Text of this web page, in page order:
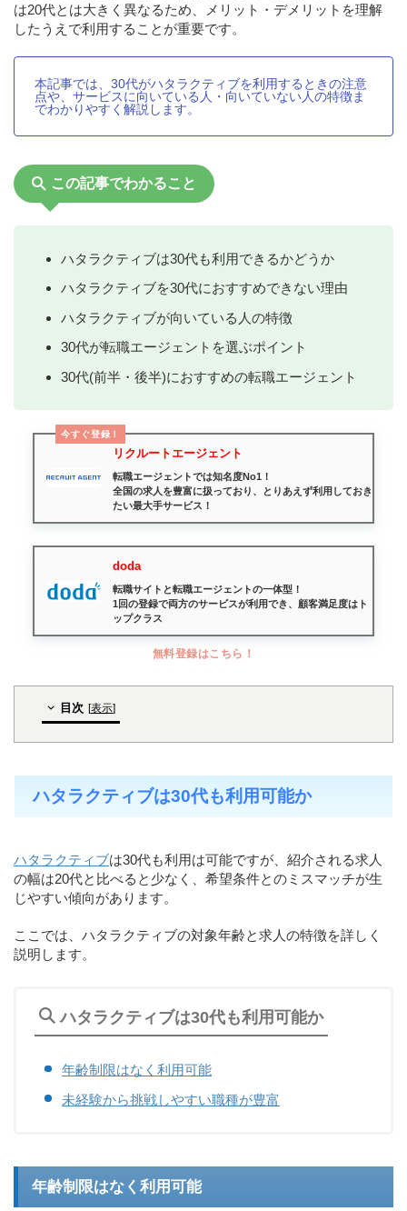
は20代とは大きく異なるため、メリット・デメリットを理解
したうえで利用することが重要です。
本記事では、30代がハタラクティブを利用するときの注意
点や、サービスに向いている人・向いていない人の特徴ま
でわかりやすく解説します。
この記事でわかること
ハタラクティブは30代も利用できるかどうか
ハタラクティブを30代におすすめできない理由
ハタラクティブが向いている人の特徴
30代が転職エージェントを選ぶポイント
30代(前半・後半)におすすめの転職エージェント
今すぐ登録！
リクルートエージェント
転職エージェントでは知名度No1！
全国の求人を豊富に扱っており、とりあえず利用しておき
たい最大手サービス！
doda
転職サイトと転職エージェントの一体型！
1回の登録で両方のサービスが利用でき、顧客満足度はト
ップクラス
無料登録はこちら！
目次 [表示]
ハタラクティブは30代も利用可能か
ハタラクティブは30代も利用は可能ですが、紹介される求人
の幅は20代と比べると少なく、希望条件とのミスマッチが生
じやすい傾向があります。
ここでは、ハタラクティブの対象年齢と求人の特徴を詳しく
説明します。
ハタラクティブは30代も利用可能か
年齢制限はなく利用可能
未経験から挑戦しやすい職種が豊富
年齢制限はなく利用可能